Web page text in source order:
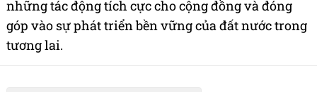
những tác động tích cực cho cộng đồng và đóng
góp vào sự phát triển bền vững của đất nước trong
tương lai.